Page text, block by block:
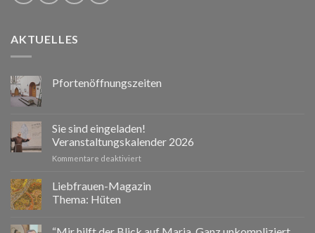
AKTUELLES
Pfortenöffnungszeiten
Sie sind eingeladen!
Veranstaltungskalender 2026
Kommentare deaktiviertfür
sind
eingeladen!
Liebfrauen-Magazin
Thema: Hüten